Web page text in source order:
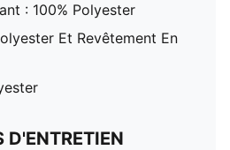
: 100% Polyester
Et Revêtement En
D'ENTRETIEN